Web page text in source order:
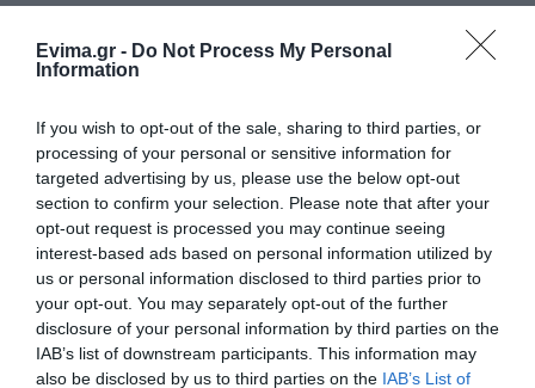
Evima.gr - Do Not Process My Personal
Information
If you wish to opt-out of the sale, sharing to third parties, or
processing of your personal or sensitive information for
targeted advertising by us, please use the below opt-out
section to confirm your selection. Please note that after your
opt-out request is processed you may continue seeing
interest-based ads based on personal information utilized by
us or personal information disclosed to third parties prior to
your opt-out. You may separately opt-out of the further
disclosure of your personal information by third parties on the
IAB’s list of downstream participants. This information may
also be disclosed by us to third parties on the IAB’s List of
σπουδαστές: Οι δικαιούχοι
Αυτός ο δήμος της Εύβοιας πάει
στα δικαστήρια για τις
ανεμογεννήτριες
07.08.2026 | 18:40
Τραγική κατάληξη είχε η
θαλάσσια εκδρομή για 57χρονο
τουρίστα
07.08.2026 | 18:20